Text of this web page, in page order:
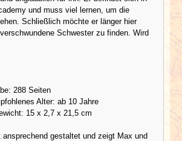
und muss viel lernen, um die
Schließlich möchte er länger hier
Schwester zu finden. Wird
288 Seiten
Alter: ab 10 Jahre
15 x 2,7 x 21,5 cm
gestaltet und zeigt Max und